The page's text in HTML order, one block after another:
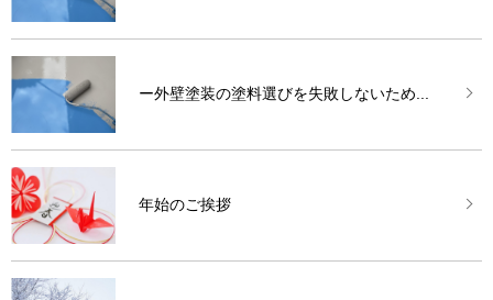
ー外壁塗装の塗料選びを失敗しないため...
年始のご挨拶